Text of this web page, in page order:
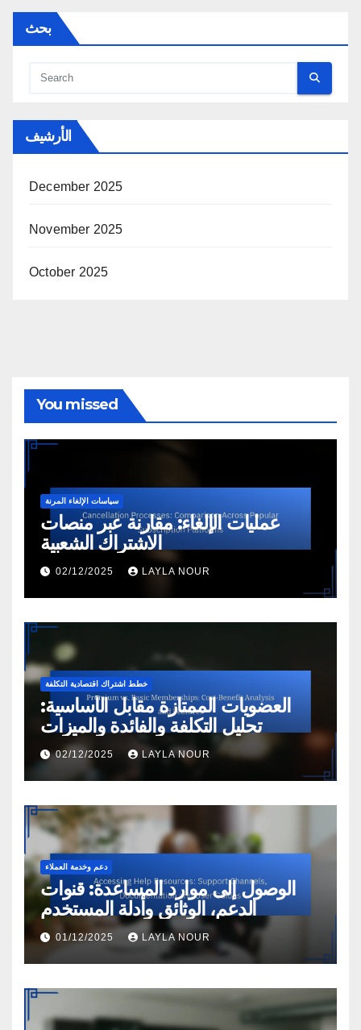
بحث
الأرشيف
December 2025
November 2025
October 2025
You missed
سياسات الإلغاء المرنة
عمليات الإلغاء: مقارنة عبر منصات
الاشتراك الشعبية
02/12/2025 LAYLA NOUR
خطط اشتراك اقتصادية التكلفة
العضويات الممتازة مقابل الأساسية:
تحليل التكلفة والفائدة والميزات
02/12/2025 LAYLA NOUR
دعم وخدمة العملاء
الوصول إلى موارد المساعدة: قنوات
الدعم، الوثائق وأدلة المستخدم
01/12/2025 LAYLA NOUR